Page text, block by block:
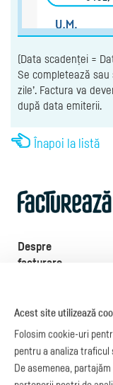
(Data scadenței =
Se completează sau
zile’. Factura va
după data emiterii.
Înapoi la listă
Despre
facturare
Exemple de facturi
Model factură
Manual de
facturare
Legislaţie facturi
Acest site utilizează
Folosim cookie-uri
pentru a analiza
De asemenea,